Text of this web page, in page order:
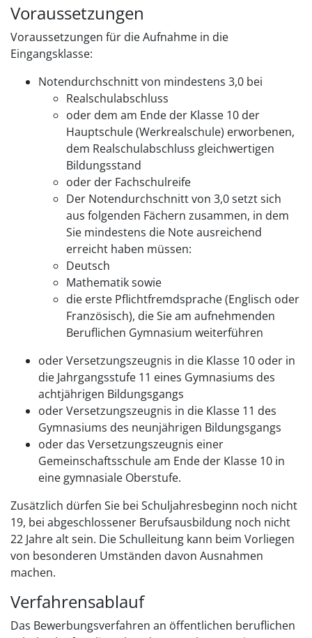
Voraussetzungen
Voraussetzungen für die Aufnahme in die
Eingangsklasse:
Notendurchschnitt von mindestens 3,0 bei
Realschulabschluss
oder dem am Ende der Klasse 10 der
Hauptschule (Werkrealschule) erworbenen,
dem Realschulabschluss gleichwertigen
Bildungsstand
oder der Fachschulreife
Der Notendurchschnitt von 3,0 setzt sich
aus folgenden Fächern zusammen, in dem
Sie mindestens die Note ausreichend
erreicht haben müssen:
Deutsch
Mathematik sowie
die erste Pflichtfremdsprache (Englisch oder
Französisch), die Sie am aufnehmenden
Beruflichen Gymnasium weiterführen
oder Versetzungszeugnis in die Klasse 10 oder in
die Jahrgangsstufe 11 eines Gymnasiums des
achtjährigen Bildungsgangs
oder Versetzungszeugnis in die Klasse 11 des
Gymnasiums des neunjährigen Bildungsgangs
oder das Versetzungszeugnis einer
Gemeinschaftsschule am Ende der Klasse 10 in
eine gymnasiale Oberstufe.
Zusätzlich dürfen Sie bei Schuljahresbeginn noch nicht
19, bei abgeschlossener Berufsausbildung noch nicht
22 Jahre alt sein. Die Schulleitung kann beim Vorliegen
von besonderen Umständen davon Ausnahmen
machen.
Verfahrensablauf
Das Bewerbungsverfahren an öffentlichen beruflichen